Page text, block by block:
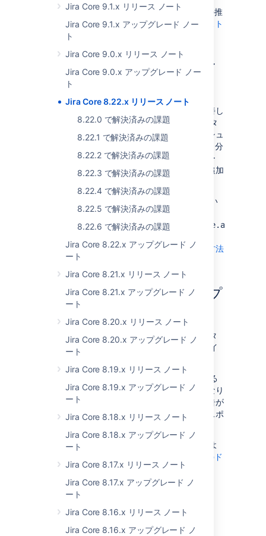
Jira Core 9.1.x リリース ノート
Jira Core 9.1.x アップグレード ノー
ト
Jira Core 9.0.x リリース ノート
Jira Core 9.0.x アップグレード ノー
ト
Jira Core 8.22.x リリース ノート
8.22.0 で解決済みの課題
8.22.1 で解決済みの課題
8.22.2 で解決済みの課題
8.22.3 で解決済みの課題
8.22.4 で解決済みの課題
8.22.5 で解決済みの課題
8.22.6 で解決済みの課題
Jira Core 8.22.x アップグレード ノ
ート
Jira Core 8.21.x リリース ノート
Jira Core 8.21.x アップグレード ノ
ート
Jira Core 8.20.x リリース ノート
Jira Core 8.20.x アップグレード ノ
ート
Jira Core 8.19.x リリース ノート
Jira Core 8.19.x アップグレード ノ
ート
Jira Core 8.18.x リリース ノート
Jira Core 8.18.x アップグレード ノ
ート
Jira Core 8.17.x リリース ノート
Jira Core 8.17.x アップグレード ノ
ート
Jira Core 8.16.x リリース ノート
Jira Core 8.16.x アップグレード ノ
Data Center への移行をご検討の場合、弊社の推
奨事項をご参照ください。「Jira のインフラスト
ラクチャの推奨事項
ベーシック認証でのログイ
ン パフォーマンスの改善
ベーシック認証のパフォーマンスを大きく改善し
ました。これは、ユーザー ログインのカウンタ
ーとタイムスタンプの保存を遅らせ、キャッシュ
内にユーザー セッションを保存する時間を 15 分
に増やすことで実現しました。外部のユーザー
ディレクターでのリソースの消費を減らせる追加
ログイン セッションをさらに早く再利用したい
場合は要件に合わせて
起動時にプロパティとオプションを設定する方法
をご確認ください。
データ パイプラインからプ
ロジェクトを除外
データ パイプラインによって、Jira からデータ
をエクスポートして、お気に入りのビジネス イ
ンテリジェンス ツールで分析できます。
プロジェクトをオプトアウト リストに追加する
ことで、エクスポートから除外できるようになり
ました。これは、特定のプロジェクトでは報告が
不要な場合や、機密情報が含まれていてエクスポ
オプトアウト リストでプロジェクトを追加およ
REST API のド
キュメントをご確認ください。
Jira のセキュリティのステ
ップアップ